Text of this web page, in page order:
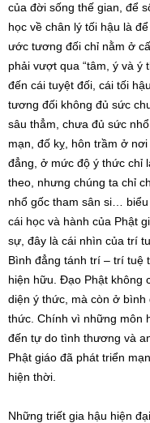
của đời sống thế gian, để
học về chân lý tối hậu là
ước tương đối chỉ nằm ở
phải vượt qua “tâm, ý và ý
đến cái tuyệt đối, cái tối
tương đối không đủ sức
sâu thẳm, chưa đủ sức
mạn, đố kỵ, hôn trầm ở
đẳng, ở mức độ ý thức chỉ
theo, nhưng chúng ta chỉ
nhổ gốc tham sân si… biểu
cái học và hành của Phật
sự, đây là cái nhìn của trí
Bình đẳng tánh trí – trí tuệ
hiện hữu. Đạo Phật không
diện ý thức, mà còn ở bình
thức. Chính vì những môn
đến tự do tình thương và
Phật giáo đã phát triển
hiện thời.
Những triết gia hậu hiện